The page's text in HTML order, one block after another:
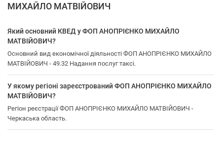
МИХАЙЛО МАТВІЙОВИЧ
Який основний КВЕД у ФОП АНОПРІЄНКО МИХАЙЛО
МАТВІЙОВИЧ?
Основний вид економічної діяльності ФОП АНОПРІЄНКО МИХАЙЛО
МАТВІЙОВИЧ - 49.32 Надання послуг таксі.
У якому регіоні зареєстрований ФОП АНОПРІЄНКО МИХАЙЛО
МАТВІЙОВИЧ?
Регіон реєстрації ФОП АНОПРІЄНКО МИХАЙЛО МАТВІЙОВИЧ -
Черкаська область.